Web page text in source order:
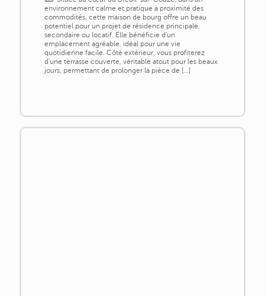
environnement calme et pratique à proximité des
commodités, cette maison de bourg offre un beau
potentiel pour un projet de résidence principale,
secondaire ou locatif. Elle bénéficie d'un
emplacement agréable, idéal pour une vie
quotidienne facile. Côté extérieur, vous profiterez
d'une terrasse couverte, véritable atout pour les beaux
jours, permettant de prolonger la pièce de [...]